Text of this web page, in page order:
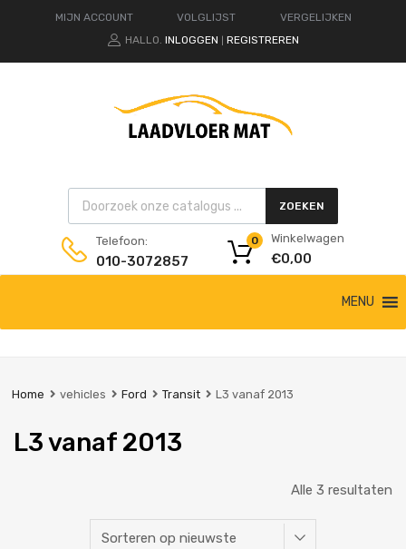
MIJN ACCOUNT VOLGLIJST
VERGELIJKEN
HALLO. INLOGGEN REGISTREREN
Products search ZOEKEN
Telefoon:
010-3072857
Winkelwagen
€0,00
0
de
MENU
Home vehicles Ford Transit L3 vanaf 2013
L3 vanaf 2013
Alle 3 resultaten